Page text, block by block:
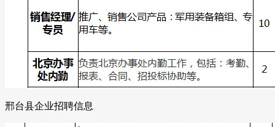
邢台县企业招聘信息